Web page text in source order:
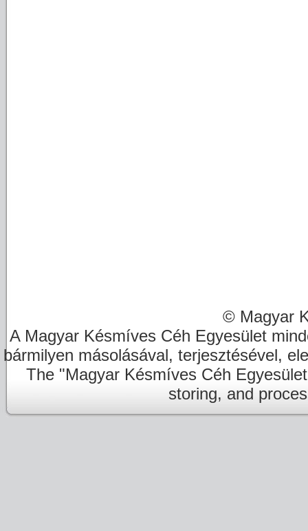
© Magyar
A Magyar Késmíves Céh Egyesület
bármilyen másolásával, terjesztésével,
The "Magyar Késmíves Céh
storing, and